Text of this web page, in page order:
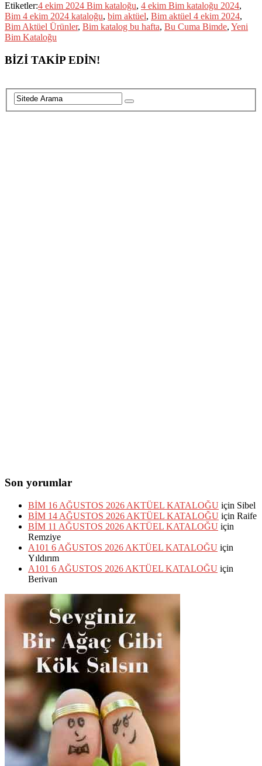
Etiketler:4 ekim 2024 Bim kataloğu, 4 ekim Bim kataloğu 2024,
Bim 4 ekim 2024 kataloğu, bim aktüel, Bim aktüel 4 ekim 2024,
Bim Aktüel Ürünler, Bim katalog bu hafta, Bu Cuma Bimde, Yeni
Bim Kataloğu
BİZİ TAKİP EDİN!
Son yorumlar
BİM 16 AĞUSTOS 2026 AKTÜEL KATALOĞU için Sibel
BİM 14 AĞUSTOS 2026 AKTÜEL KATALOĞU için Raife
BİM 11 AĞUSTOS 2026 AKTÜEL KATALOĞU için
Remziye
A101 6 AĞUSTOS 2026 AKTÜEL KATALOĞU için
Yıldırım
A101 6 AĞUSTOS 2026 AKTÜEL KATALOĞU için
Berivan